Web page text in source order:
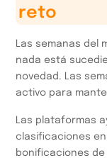
reto
Las semanas del
nada está
novedad. Las
activo para
Las plataformas
clasificaciones
bonificaciones